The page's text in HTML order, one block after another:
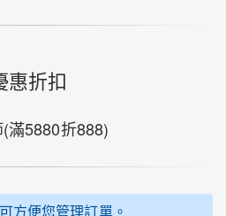
惠折扣
滿5880折888)
方便您管理訂單。